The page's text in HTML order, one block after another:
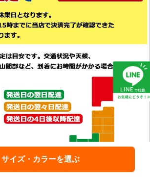
サイズ・カラーを選ぶ